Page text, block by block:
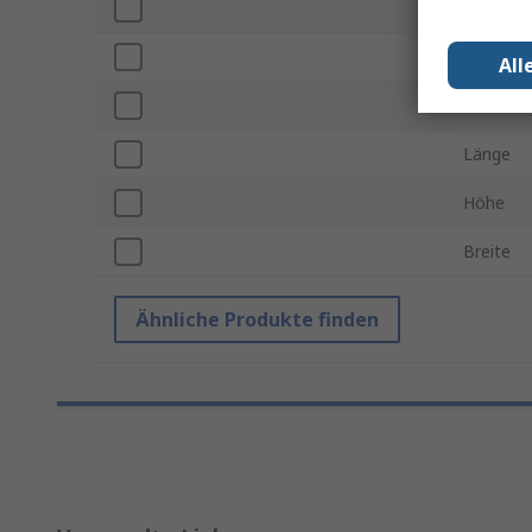
Länge
Höhe
Breite
Ähnliche Produkte finden